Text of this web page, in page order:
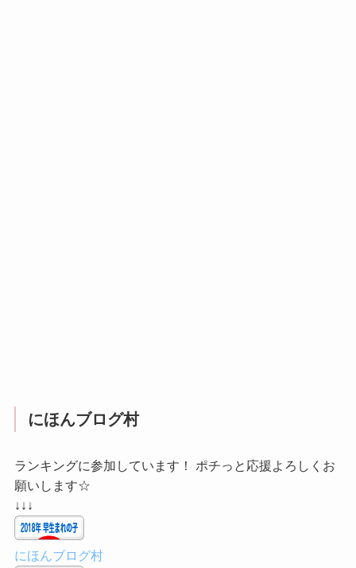
にほんブログ村
ランキングに参加しています！ ポチっと応援よろしくお
願いします☆
↓↓↓
にほんブログ村